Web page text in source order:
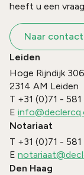
heeft u een
Naar contact
Leiden
Hoge Rijndijk 306
2314 AM Leiden
T +31 (0)71 -
E
Notariaat
T +31 (0)71 - 581
E
Den Haag